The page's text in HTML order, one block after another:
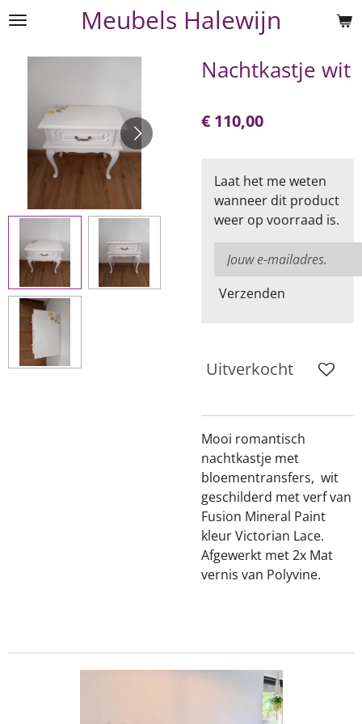
Ga
naar
Meubels Halewijn
Nachtkastje wit
€ 110,00
Laat het me weten
wanneer dit product
weer op voorraad is.
Verzenden
Uitverkocht
Mooi romantisch
nachtkastje met
bloementransfers, wit
geschilderd met verf van
Fusion Mineral Paint
kleur Victorian Lace.
Afgewerkt met 2x Mat
vernis van Polyvine.